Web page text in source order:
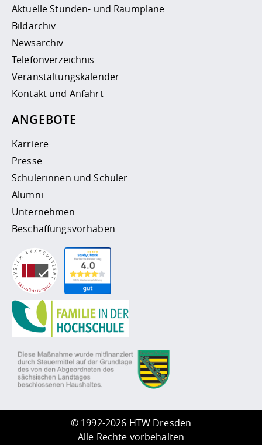
Aktuelle Stunden- und Raumpläne
Bildarchiv
Newsarchiv
Telefonverzeichnis
Veranstaltungskalender
Kontakt und Anfahrt
ANGEBOTE
Karriere
Presse
Schülerinnen und Schüler
Alumni
Unternehmen
Beschaffungsvorhaben
© 1992-2026 HTW Dresden
Alle Rechte vorbehalten